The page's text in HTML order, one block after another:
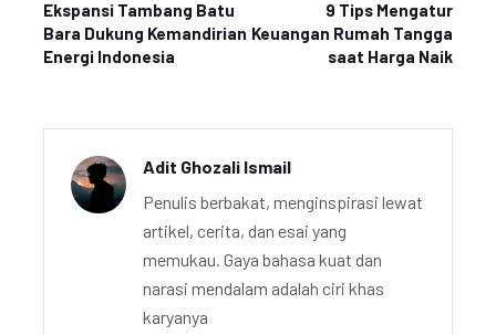
Ekspansi Tambang Batu
Bara Dukung Kemandirian
Energi Indonesia
9 Tips Mengatur
Keuangan Rumah Tangga
saat Harga Naik
Adit Ghozali Ismail
Penulis berbakat, menginspirasi lewat
artikel, cerita, dan esai yang
memukau. Gaya bahasa kuat dan
narasi mendalam adalah ciri khas
karyanya